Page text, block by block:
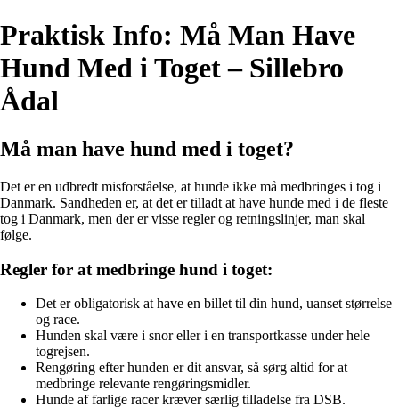
Praktisk Info: Må Man Have
Hund Med i Toget – Sillebro
Ådal
Må man have hund med i toget?
Det er en udbredt misforståelse, at hunde ikke må medbringes i tog i
Danmark. Sandheden er, at det er tilladt at have hunde med i de fleste
tog i Danmark, men der er visse regler og retningslinjer, man skal
følge.
Regler for at medbringe hund i toget:
Det er obligatorisk at have en billet til din hund, uanset størrelse
og race.
Hunden skal være i snor eller i en transportkasse under hele
togrejsen.
Rengøring efter hunden er dit ansvar, så sørg altid for at
medbringe relevante rengøringsmidler.
Hunde af farlige racer kræver særlig tilladelse fra DSB.